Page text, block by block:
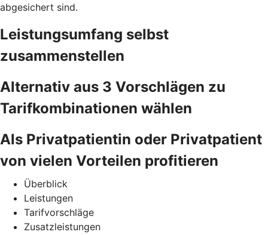
abgesichert sind.
Leistungsumfang selbst
zusammenstellen
Alternativ aus 3 Vorschlägen zu
Tarifkombinationen wählen
Als Privatpatientin oder Privatpatient
von vielen Vorteilen profitieren
Überblick
Leistungen
Tarifvorschläge
Zusatzleistungen